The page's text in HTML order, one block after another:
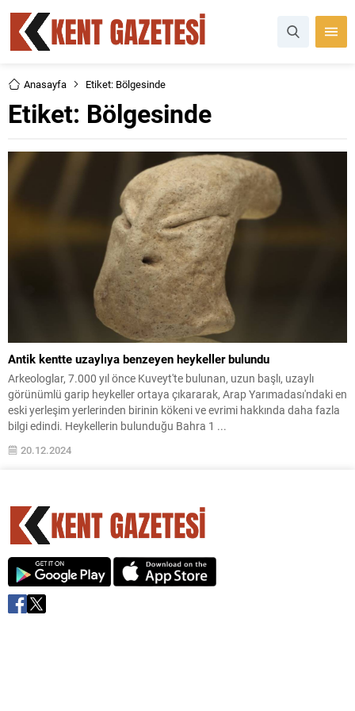
Anasayfa Etiket: Bölgesinde
Etiket: Bölgesinde
Antik kentte uzaylıya benzeyen heykeller bulundu
Arkeologlar, 7.000 yıl önce Kuveyt'te bulunan, uzun başlı, uzaylı
görünümlü garip heykeller ortaya çıkararak, Arap Yarımadası'ndaki en
eski yerleşim yerlerinden birinin kökeni ve evrimi hakkında daha fazla
bilgi edindi. Heykellerin bulunduğu Bahra 1 ...
20.12.2024